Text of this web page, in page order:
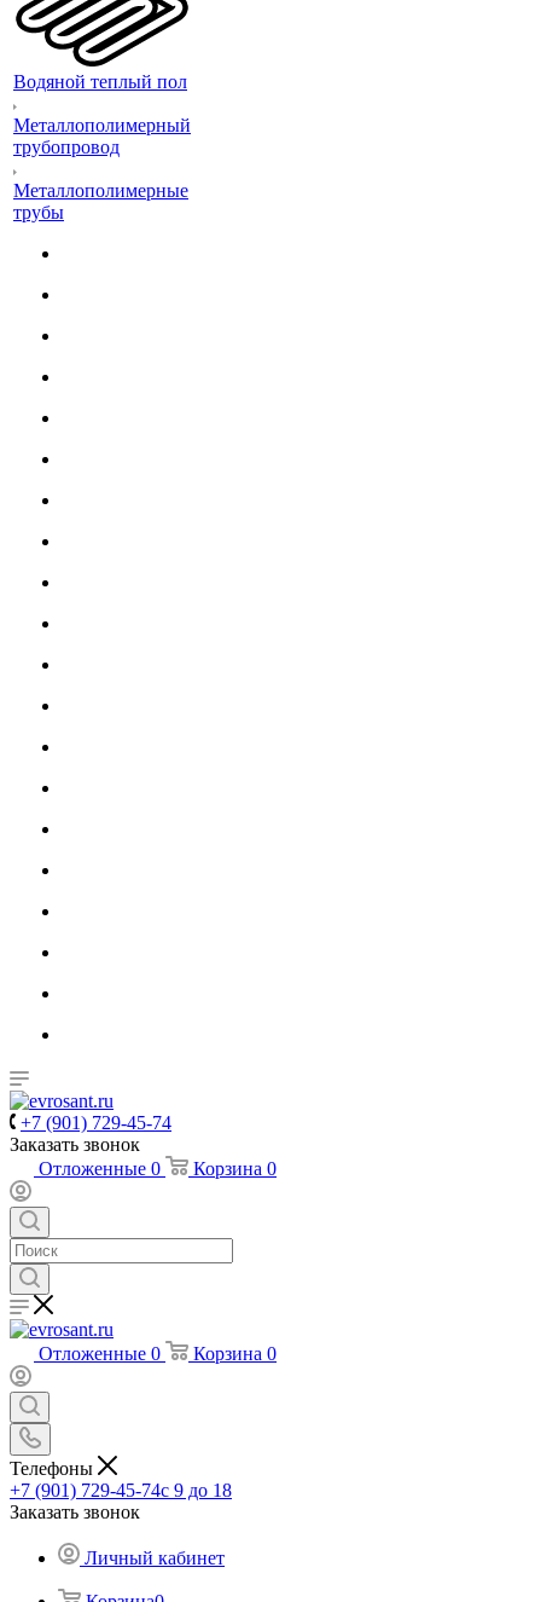
Водяной теплый пол
Металлополимерный
трубопровод
Металлополимерные
трубы
+7 (901) 729-45-74
Заказать звонок
Отложенные 0 Корзина 0
Отложенные 0 Корзина 0
Телефоны
+7 (901) 729-45-74c 9 до 18
Заказать звонок
Личный кабинет